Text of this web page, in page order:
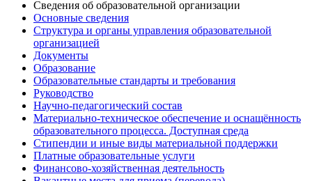
Сведения об образовательной организации
Основные сведения
Структура и органы управления образовательной
организацией
Документы
Образование
Образовательные стандарты и требования
Руководство
Научно-педагогический состав
Материально-техническое обеспечение и оснащённость
образовательного процесса. Доступная среда
Стипендии и иные виды материальной поддержки
Платные образовательные услуги
Финансово-хозяйственная деятельность